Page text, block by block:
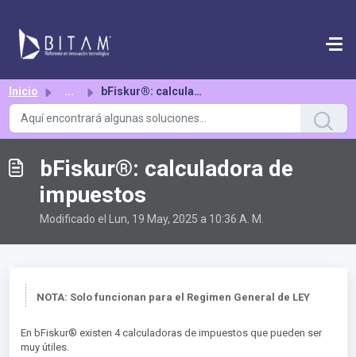
Inicio ... bFiskur®︎: calculadora de impuestos
bFiskur®︎: calculadora de
impuestos
Modificado el Lun, 19 May, 2025 a 10:36 A. M.
NOTA: Solo funcionan para el Regimen General de LEY
En bFiskur® existen 4 calculadoras de impuestos que pueden ser
muy útiles.